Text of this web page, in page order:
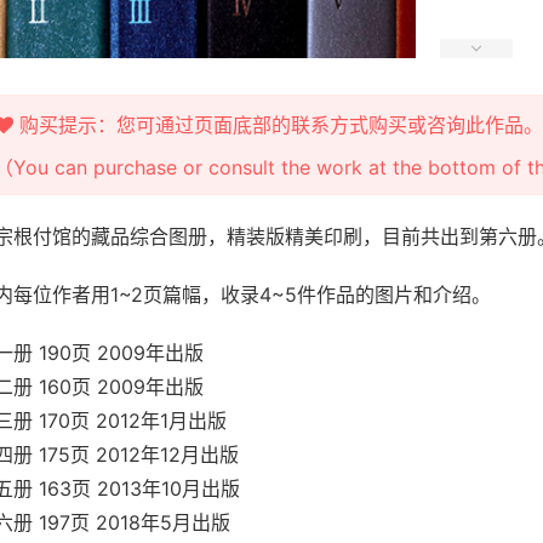
购买提示：您可通过页面底部的联系方式购买或咨询此作品。
You can purchase or consult the work at the bottom of
根付馆的藏品综合图册，精装版精美印刷，目前共出到第六册。
每位作者用1~2页篇幅，收录4~5件作品的图片和介绍。
册 190页 2009年出版
册 160页 2009年出版
册 170页 2012年1月出版
册 175页 2012年12月出版
册 163页 2013年10月出版
册 197页 2018年5月出版